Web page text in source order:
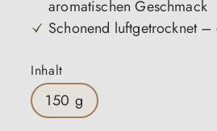
aromatischen Geschmack
Schonend luftgetrocknet
Inhaltauswählen
150 g